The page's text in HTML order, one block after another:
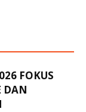
FOKUS
DAN